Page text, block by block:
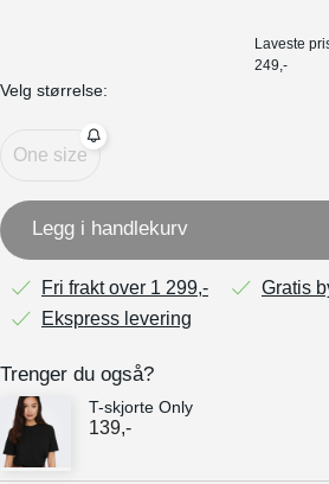
Laveste
249,-
Velg størrelse:
One size
Legg i handlekurv
Fri frakt over 1 299,-
Gratis
Ekspress levering
Trenger du også?
T-skjorte Only
139,-